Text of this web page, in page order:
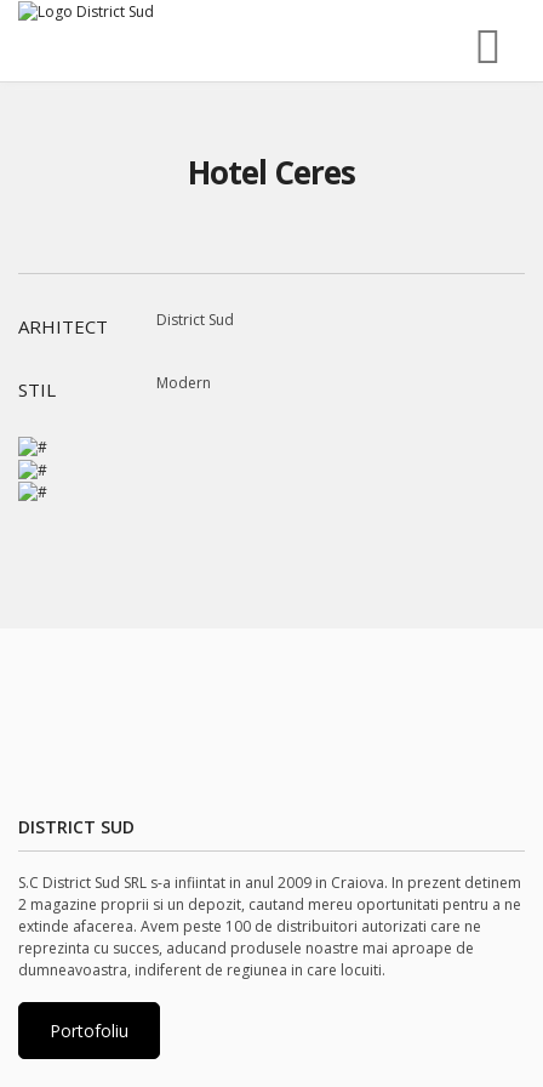
Hotel Ceres
ARHITECT District Sud
STIL Modern
DISTRICT SUD
S.C District Sud SRL s-a infiintat in anul 2009 in Craiova. In prezent detinem
2 magazine proprii si un depozit, cautand mereu oportunitati pentru a ne
extinde afacerea. Avem peste 100 de distribuitori autorizati care ne
reprezinta cu succes, aducand produsele noastre mai aproape de
dumneavoastra, indiferent de regiunea in care locuiti.
Portofoliu